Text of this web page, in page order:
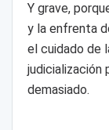
Y grave,
y la enfrenta
el cuidado de
judicialización
demasiado.